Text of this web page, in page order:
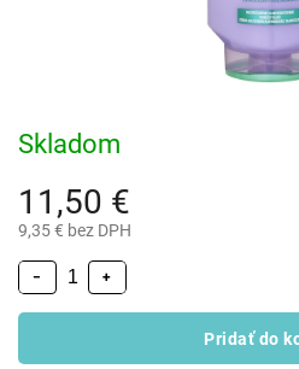
11,50 €
9,35 € bez DPH
Skladom
+
−
Pridať do